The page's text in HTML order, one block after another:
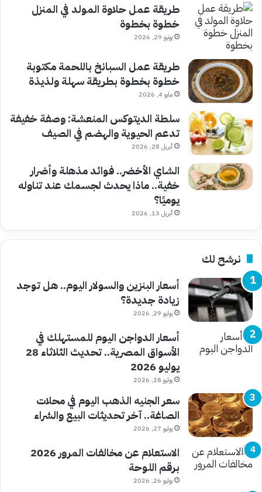
طريقة عمل حلاوة المولد في المنزل
خطوة بخطوة
يونيو 29, 2026
طريقة عمل السبانخ باللحمة مكتوبة
خطوة بخطوة بطريقة سهلة ولذيذة
مايو 4, 2026
سلطة الديتوكس المنعشة: وصفة خفيفة
تدعم الحيوية والهضم في الصيف
أبريل 28, 2026
الشاي الأخضر.. فوائد مذهلة وأضرار
خفية.. ماذا يحدث لجسمك عند تناوله
يوميًا؟
أبريل 13, 2026
نرشح لك
أسعار البنزين والسولار اليوم.. هل توجد
زيادة جديدة؟
يوليو 29, 2026
أسعار الدواجن اليوم للمستهلك في
الأسواق المصرية.. تحديث الثلاثاء 28
يوليو 2026
يوليو 28, 2026
سعر الجنيه الذهب اليوم في محلات
الصاغة.. آخر تحديثات البيع والشراء
يوليو 27, 2026
الاستعلام عن مخالفات المرور 2026
برقم اللوحة
يوليو 26, 2026